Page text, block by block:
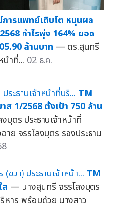
ารแพทย์เติบโต หนุนผล
กำไรพุ่ง 164% ยอด
ล้านบาท — ดร.สุนทรี
น้าที่... 02 ธ.ค.
TM
ส 1/2568 ตั้งเป้า 750 ล้าน
ตร ประธานเจ้าหน้าที่
าย จรรโลงบุตร รองประธาน
TM
ส — นางสุนทรี จรรโลงบุตร
หาร พร้อมด้วย นางสาว